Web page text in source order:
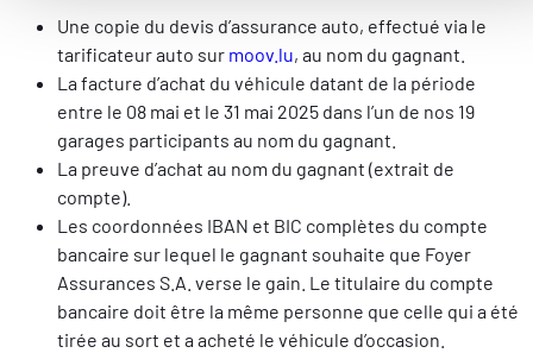
vos fonctionnalités et en se souvenant de vos choix.
Mesurer l'audience en suivant le nombre de visiteurs et
comprenant comment vous arrivez sur notre site.
Proposer des offres et services personnalisés et en
les performances. Partager des informations avec les
sociaux utilisés et vous permettre de visualiser du contenu
hébergé sur un site externe.
Une copie du devis d’assurance auto, effectué via le
tarificateur auto sur moov.lu, au nom du gagnant.
La facture d’achat du véhicule datant de la période
entre le 08 mai et le 31 mai 2025 dans l’un de nos 19
garages participants au nom du gagnant.
La preuve d’achat au nom du gagnant (extrait de
compte).
Les coordonnées IBAN et BIC complètes du compte
bancaire sur lequel le gagnant souhaite que Foyer
Assurances S.A. verse le gain. Le titulaire du compte
bancaire doit être la même personne que celle qui a été
tirée au sort et a acheté le véhicule d’occasion.